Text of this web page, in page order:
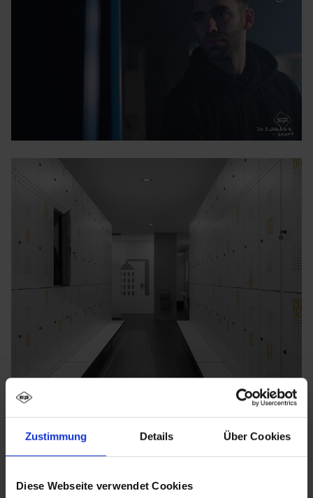
Zustimmung Details Über Cookies
Diese Webseite verwendet Cookies